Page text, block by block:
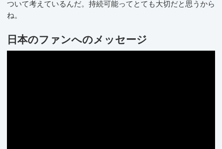
ついて考えているんだ。持続可能ってとても大切だと思うから
ね。
日本のファンへのメッセージ